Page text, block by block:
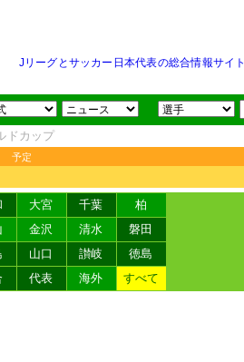
Jリーグとサッカー日本代表の総合情報サイ
ドカップ
予定
大宮 千葉
柏
金沢 清水
磐田
山口 讃岐
徳島
代表 海外 すべて